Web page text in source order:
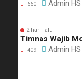
660 Admin HS
2 hari lalu
Timnas Wajib
409 Admin HS